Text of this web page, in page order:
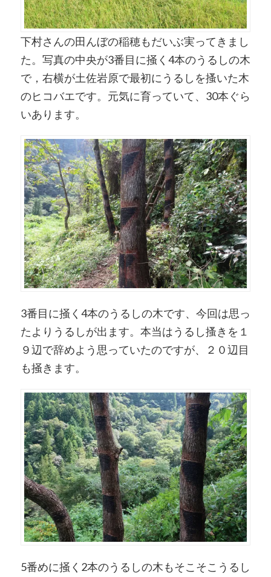
下村さんの田んぼの稲穂もだいぶ実ってきまし
た。写真の中央が3番目に掻く4本のうるしの木
で，右横が土佐岩原で最初にうるしを搔いた木
のヒコバエです。元気に育っていて、30本ぐら
いあります。
3番目に掻く4本のうるしの木です、今回は思っ
たよりうるしが出ます。本当はうるし搔きを１
９辺で辞めよう思っていたのですが、２０辺目
も掻きます。
5番めに掻く2本のうるしの木もそこそこうるし